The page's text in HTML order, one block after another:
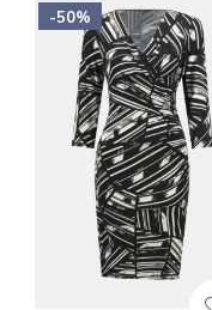
-50%